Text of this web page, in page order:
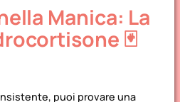
Manica: La
🃏
puoi provare una